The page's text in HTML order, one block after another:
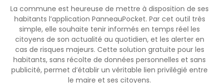
La commune est heureuse de mettre à disposition de ses
habitants l’application PanneauPocket. Par cet outil très
simple, elle souhaite tenir informés en temps réel les
citoyens de son actualité au quotidien, et les alerter en
cas de risques majeurs. Cette solution gratuite pour les
habitants, sans récolte de données personnelles et sans
publicité, permet d’établir un véritable lien privilégié entre
le maire et ses citoyens.